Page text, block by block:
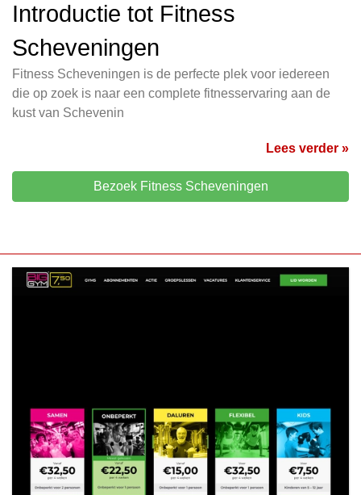
Introductie tot Fitness
Scheveningen
Fitness Scheveningen is de perfecte plek voor iedereen
die op zoek is naar een complete fitnesservaring aan de
kust van Schevenin
Lees verder »
Bezoek Fitness Scheveningen